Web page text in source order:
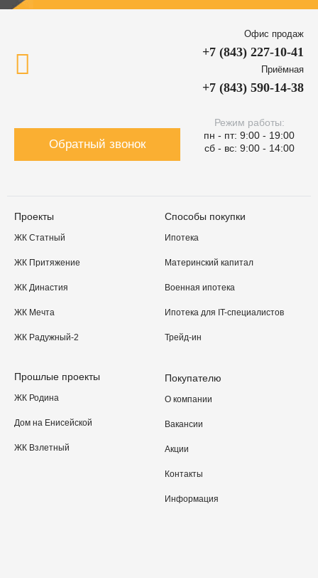
Офис продаж
+7 (843) 227-10-41
Приёмная
+7 (843) 590-14-38
Обратный звонок
Режим работы:
пн - пт: 9:00 - 19:00
сб - вс: 9:00 - 14:00
Проекты
ЖК Статный
ЖК Притяжение
ЖК Династия
ЖК Мечта
ЖК Радужный-2
Прошлые проекты
ЖК Родина
Дом на Енисейской
ЖК Взлетный
Способы покупки
Ипотека
Материнский капитал
Военная ипотека
Ипотека для IT-специалистов
Трейд-ин
Покупателю
О компании
Вакансии
Акции
Контакты
Информация